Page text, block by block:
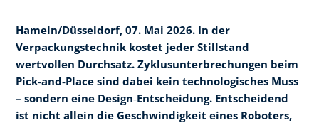
Hameln/Düsseldorf, 07. Mai 2026. In der
Verpackungstechnik kostet jeder Stillstand
wertvollen Durchsatz. Zyklusunterbrechungen beim
Pick‑and‑Place sind dabei kein technologisches Muss
– sondern eine Design‑Entscheidung. Entscheidend
ist nicht allein die Geschwindigkeit eines Roboters,